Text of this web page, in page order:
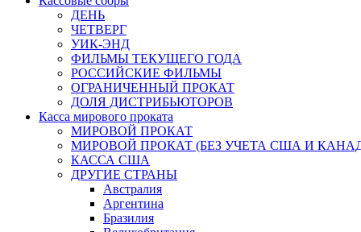
ДЕНЬ
ЧЕТВЕРГ
УИК-ЭНД
ФИЛЬМЫ ТЕКУЩЕГО ГОДА
РОССИЙСКИЕ ФИЛЬМЫ
ОГРАНИЧЕННЫЙ ПРОКАТ
ДОЛЯ ДИСТРИБЬЮТОРОВ
Касса мирового проката
МИРОВОЙ ПРОКАТ
МИРОВОЙ ПРОКАТ (БЕЗ УЧЕТА США И
КАССА США
ДРУГИЕ СТРАНЫ
Австралия
Аргентина
Бразилия